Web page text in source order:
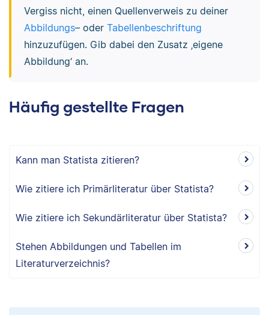
Vergiss nicht, einen Quellenverweis zu deiner
Abbildungs– oder Tabellenbeschriftung
hinzuzufügen. Gib dabei den Zusatz ‚eigene
Abbildung‘ an.
Häufig gestellte Fragen
Kann man Statista zitieren?
Wie zitiere ich Primärliteratur über Statista?
Wie zitiere ich Sekundärliteratur über Statista?
Stehen Abbildungen und Tabellen im
Literaturverzeichnis?